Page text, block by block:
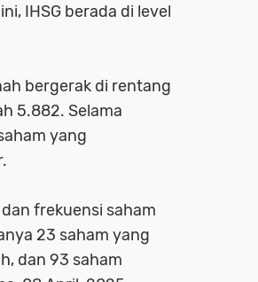
IHSG berada di level
bergerak di rentang
5.882. Selama
yang
frekuensi saham
23 saham yang
dan 93 saham